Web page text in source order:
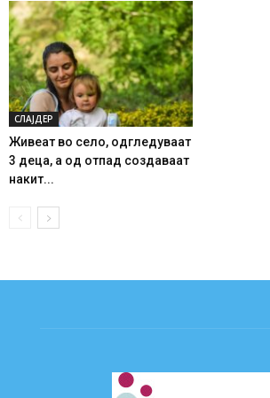
СЛАЈДЕР
Живеат во село, одгледуваат
3 деца, а од отпад создаваат
накит...